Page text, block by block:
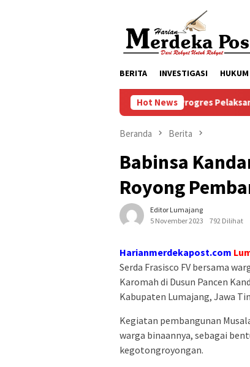
BERITA INVESTIGASI HUKUM
Hot News
Progres Pelaksanaan
Beranda Berita
Babinsa
Royong
Editor Lumajang
5 November 2023
792 Dilihat
Harianmerdekapost.com
Serda Frasisco FV bersama
Karomah di Dusun Pancen
Kabupaten Lumajang, Jawa
Kegiatan pembangunan
warga binaannya, sebagai
kegotongroyongan.